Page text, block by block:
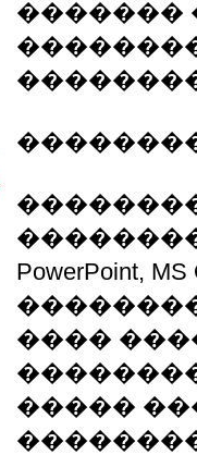
�������
PowerPoint,
����
�����